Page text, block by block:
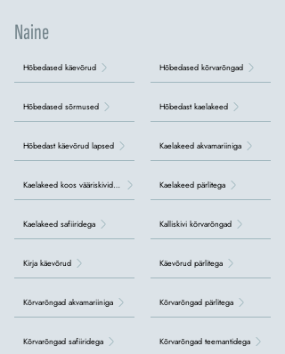
Naine
Hõbedased käevõrud
Hõbedased sõrmused
Hõbedast käevõrud lapsed
Kaelakeed koos vääriskividega
Kaelakeed safiiridega
Kirja käevõrud
Kõrvarõngad akvamariiniga
Kõrvarõngad safiiridega
Hõbedased kõrvarõngad
Hõbedast kaelakeed
Kaelakeed akvamariiniga
Kaelakeed pärlitega
Kalliskivi kõrvarõngad
Käevõrud pärlitega
Kõrvarõngad pärlitega
Kõrvarõngad teemantidega